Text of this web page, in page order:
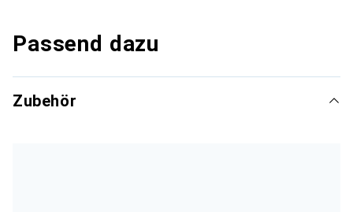
Passend dazu
Zubehör